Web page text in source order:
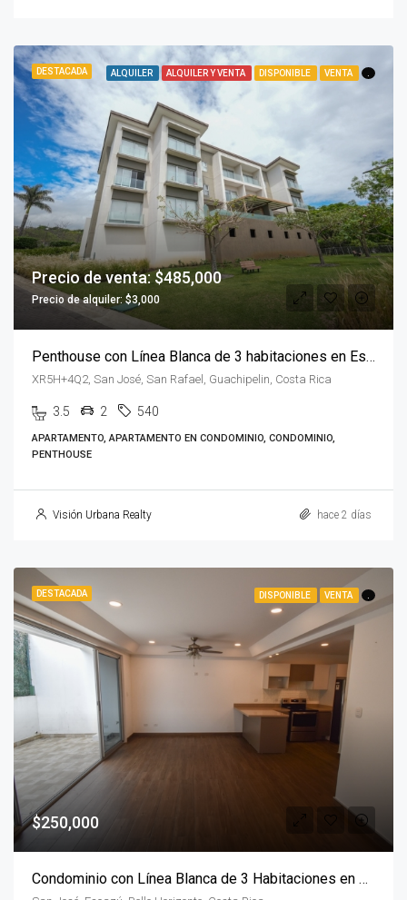
DESTACADA ALQUILER ALQUILER Y VENTA DISPONIBLE VENTA
Precio de venta: $485,000
Precio de alquiler: $3,000
Penthouse con Línea Blanca de 3 habitaciones en Escazú
XR5H+4Q2, San José, San Rafael, Guachipelin, Costa Rica
3.5 2 540
APARTAMENTO, APARTAMENTO EN CONDOMINIO, CONDOMINIO,
PENTHOUSE
Visión Urbana Realty hace 2 días
DESTACADA DISPONIBLE VENTA
$250,000
Condominio con Línea Blanca de 3 Habitaciones en Escazú